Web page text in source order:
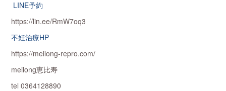
LINE予約
https://lin.ee/RmW7oq3
不妊治療HP
https://meilong-repro.com/
meilong恵比寿
tel 0364128890